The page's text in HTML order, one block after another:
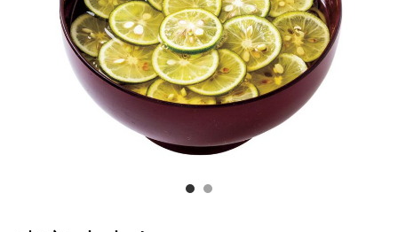
どこ行く？
FORTUNE
明日のわたし
[12星座別] Weekly Holoscope
自分にやさしく